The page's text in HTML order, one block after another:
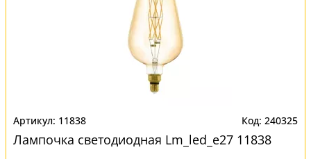
11838 240325
Лампочка светодиодная Lm_led_e27 11838